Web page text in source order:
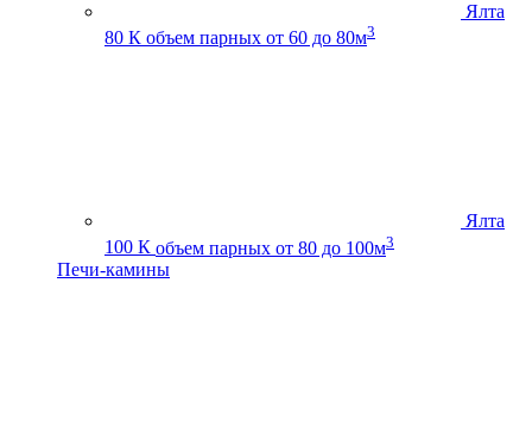
Ялта
80 К объем парных от 60 до 80м3
Ялта
100 К объем парных от 80 до 100м3
Печи-камины